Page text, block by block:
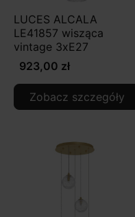
LUCES ALCALA
LE41857 wisząca
vintage 3xE27
923,00 zł
Zobacz szczegóły